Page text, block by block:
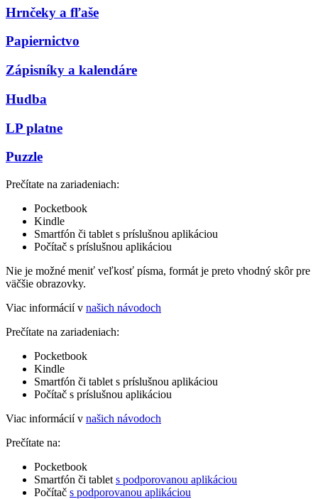
Hrnčeky a fľaše
Papiernictvo
Zápisníky a kalendáre
Hudba
LP platne
Puzzle
Prečítate na zariadeniach:
Pocketbook
Kindle
Smartfón či tablet s príslušnou aplikáciou
Počítač s príslušnou aplikáciou
Nie je možné meniť veľkosť písma, formát je preto vhodný skôr pre
väčšie obrazovky.
Viac informácií v našich návodoch
Prečítate na zariadeniach:
Pocketbook
Kindle
Smartfón či tablet s príslušnou aplikáciou
Počítač s príslušnou aplikáciou
Viac informácií v našich návodoch
Prečítate na:
Pocketbook
Smartfón či tablet s podporovanou aplikáciou
Počítač s podporovanou aplikáciou